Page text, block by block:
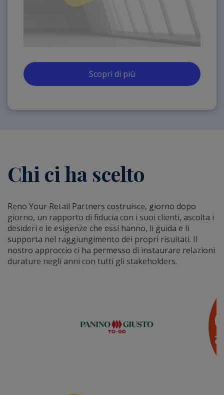
Scopri di più
Chi ci ha scelto
Reno Your Retail Partners costruisce, giorno dopo
giorno, un rapporto di fiducia con i suoi clienti, ascolta i
desideri e le esigenze che essi hanno, li guida e li
supporta nel raggiungimento dei propri risultati. Il
nostro approccio ci ha permesso di instaurare relazioni
durature negli anni con tutti gli stakeholders.